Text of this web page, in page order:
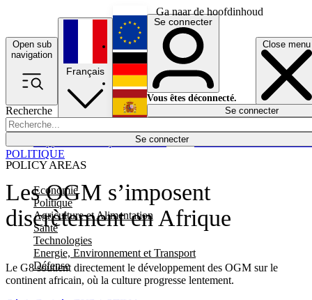
Ga naar de hoofdinhoud
Open sub
navigation
Close menu
Recherche
Se connecter
POLICY AREAS
Economie
Politique
Agriculture et Alimentation
Santé
Technologies
Energie, Environnement et Transport
Défense
Économie
Français
English
Deutsch
Español
Se connecter
Vous êtes déconnecté.
Se connecter
Les OGM s’imposent
discrètement en Afrique
Le G8 soutient directement le développement des OGM sur le
continent africain, où la culture progresse lentement.
POLITIQUE